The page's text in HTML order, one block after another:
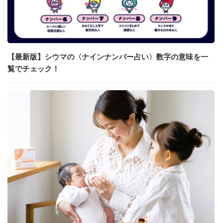
【最新版】シウマの〈ナインナンバー占い〉数字の意味を一
覧でチェック！